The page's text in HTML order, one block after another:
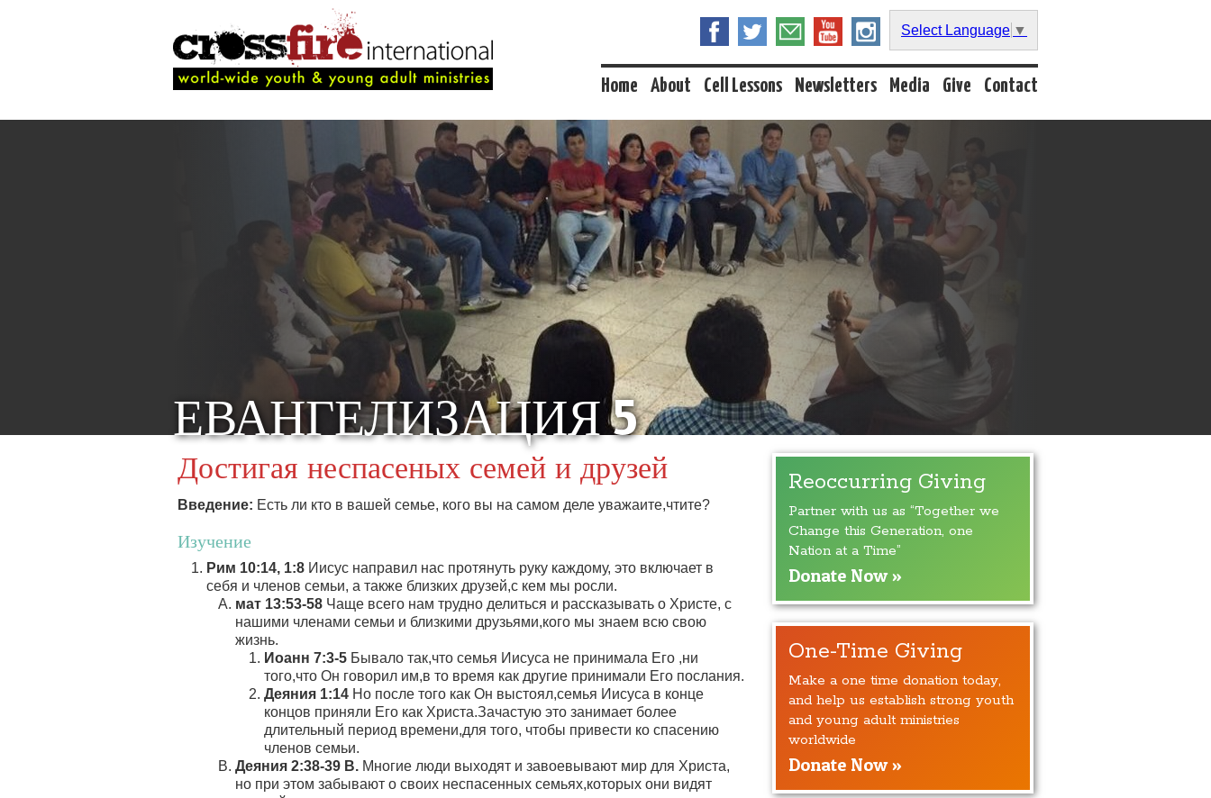
Select Language ▼
Home About Cell Lessons Newsletters Media Give Contact
ЕВАНГЕЛИЗАЦИЯ 5
Достигая неспасеных семей и друзей
Введение: Есть ли кто в вашей семье, кого вы на самом деле уважаите,чтите?
Изучение
Рим 10:14, 1:8 Иисус направил нас протянуть руку каждому, это включает в
себя и членов семьи, а также близких друзей,с кем мы росли.
мат 13:53-58 Чаще всего нам трудно делиться и рассказывать о Христе, с
нашими членами семьи и близкими друзьями,кого мы знаем всю свою
жизнь.
Иоанн 7:3-5 Бывало так,что семья Иисуса не принимала Его ,ни
того,что Он говорил им,в то время как другие принимали Его послания.
Деяния 1:14 Но после того как Он выстоял,семья Иисуса в конце
концов приняли Его как Христа.Зачастую это занимает более
длительный период времени,для того, чтобы привести ко спасению
членов семьи.
Деяния 2:38-39 B. Многие люди выходят и завоевывают мир для Христа,
но при этом забывают о своих неспасенных семьях,которых они видят
Reoccurring Giving
Partner with us as “Together we
Change this Generation, one
Nation at a Time”
Donate Now »
One-Time Giving
Make a one time donation today,
and help us establish strong youth
and young adult ministries
worldwide
Donate Now »